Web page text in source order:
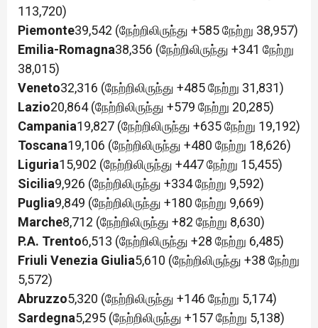
113,720)
Piemonte39,542 (நேற்றிலிருந்து +585 நேற்று 38,957)
Emilia-Romagna38,356 (நேற்றிலிருந்து +341 நேற்று
38,015)
Veneto32,316 (நேற்றிலிருந்து +485 நேற்று 31,831)
Lazio20,864 (நேற்றிலிருந்து +579 நேற்று 20,285)
Campania19,827 (நேற்றிலிருந்து +635 நேற்று 19,192)
Toscana19,106 (நேற்றிலிருந்து +480 நேற்று 18,626)
Liguria15,902 (நேற்றிலிருந்து +447 நேற்று 15,455)
Sicilia9,926 (நேற்றிலிருந்து +334 நேற்று 9,592)
Puglia9,849 (நேற்றிலிருந்து +180 நேற்று 9,669)
Marche8,712 (நேற்றிலிருந்து +82 நேற்று 8,630)
P.A. Trento6,513 (நேற்றிலிருந்து +28 நேற்று 6,485)
Friuli Venezia Giulia5,610 (நேற்றிலிருந்து +38 நேற்று
5,572)
Abruzzo5,320 (நேற்றிலிருந்து +146 நேற்று 5,174)
Sardegna5,295 (நேற்றிலிருந்து +157 நேற்று 5,138)